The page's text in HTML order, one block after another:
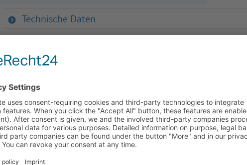
Technische Daten
Downloads
Zurück zur Übersicht